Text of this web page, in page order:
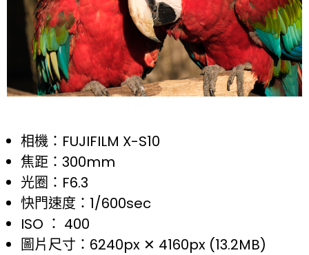
相機：FUJIFILM X-S10
焦距：300mm
光圈：F6.3
快門速度：1/600sec
ISO ： 400
圖片尺寸：6240px ✕ 4160px (13.2MB)